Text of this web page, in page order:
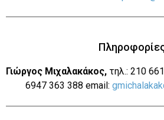
Γιώργος Μιχαλακάκος, τηλ.: 210
6947 363 388 email: